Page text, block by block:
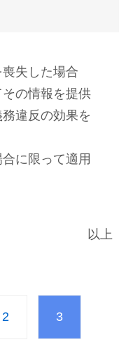
失した場合
の情報を提供
違反の効果を
に限って適用
以上
2 3